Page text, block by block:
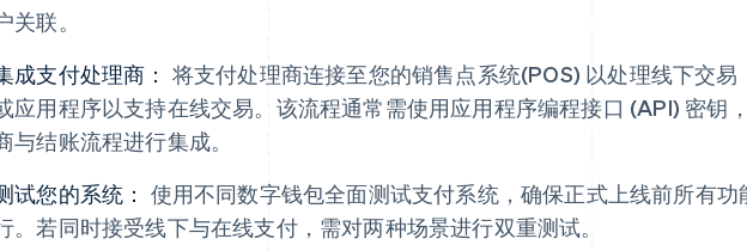
关联。
成支付处理商： 将支付处理商连接至您的销售点系统(POS) 以处理线下交易
应用程序以支持在线交易。该流程通常需使用应用程序编程接口 (API) 密钥
与结账流程进行集成。
试您的系统： 使用不同数字钱包全面测试支付系统，确保正式上线前所有功
。若同时接受线下与在线支付，需对两种场景进行双重测试。